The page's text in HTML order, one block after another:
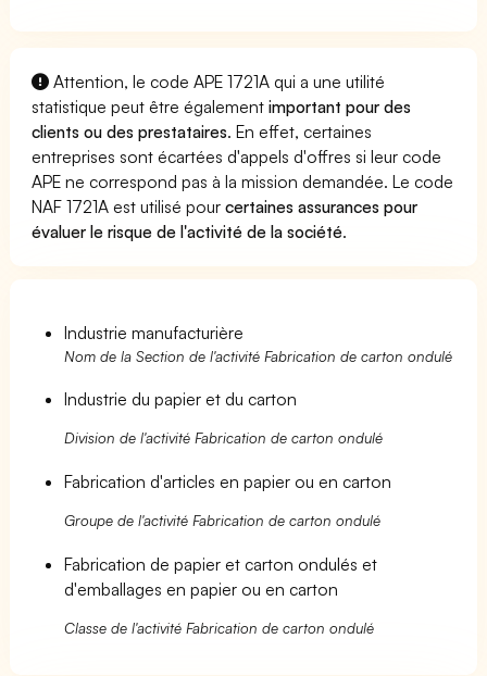
Attention, le code APE 1721A qui a une utilité
statistique peut être égalementimportant pour des
clients ou des prestataires. En effet, certaines
entreprises sont écartées d'appels d'offres si leur code
APE ne correspond pas à la mission demandée. Le code
NAF 1721A est utilisé pourcertaines assurances pour
évaluer le risque de l'activité de la société.
Industrie manufacturière
Nom de la Section de l'activité Fabrication de carton ondulé
Industrie du papier et du carton
Division de l'activité Fabrication de carton ondulé
Fabrication d'articles en papier ou en carton
Groupe de l'activité Fabrication de carton ondulé
Fabrication de papier et carton ondulés et
d'emballages en papier ou en carton
Classe de l'activité Fabrication de carton ondulé